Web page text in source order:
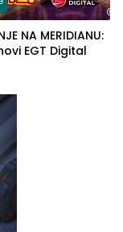
NA MERIDIANU:
EGT Digital